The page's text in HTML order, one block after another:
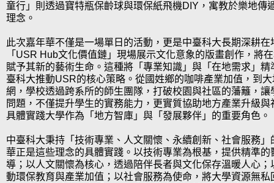
童行」則透過寶特瓶保齡球與環保紙飛機DIY，寓教於樂地傳
理念。
此次嘉年華不僅是一場單日的活動，更是中臺科大長期深耕在
「USR Hub文化價值鏈」現場展示文化意象的版畫創作，將
賦予其新的藝術生命。這種將「專業知識」與「在地需求」
臺科大推動USR的核心策略。從國姓鄉的咖啡產業加值，到
網，學校透過跨系所的師生團隊，打破校園與社區的藩籬，
問題，不僅提升學生的實務能力，更實質協助地方產業升級
具體實踐大學作為「地方智庫」與「發展夥伴」的重要角色。
中臺科大秉持「技術專業、人文關懷、永續創新、社會服務
華正是這些理念的具體實踐。以技術專業為根基，提供精準
導；以人文關懷為核心，透過陪伴長者與文化保存溫暖人心
動環保教育與產業加值；以社會服務為使命，將大學資源無